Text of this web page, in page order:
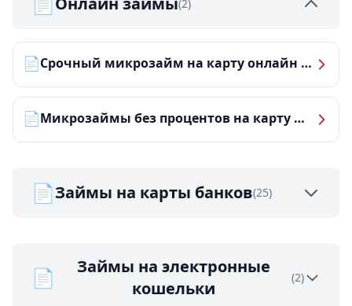
(2)
📄 Срочный микрозайм на карту онлайн — получить деньги за 5 минут
📄 Микрозаймы без процентов на карту — ТОП-10 за 2026 год
📄Займы на карты банков(25)
📄
Займы на электронные
кошельки
(2)